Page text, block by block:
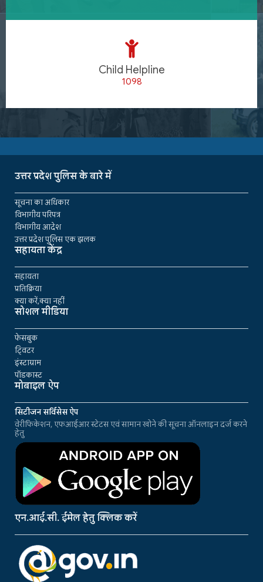
Child Helpline
1098
उत्तर प्रदेश पुलिस के बारे में
सूचना का अधिकार
विभागीय परिपत्र
विभागीय आदेश
उत्तर प्रदेश पुलिस एक झलक
सहायता केंद्र
सहायता
प्रतिक्रिया
क्या करें,क्या नहीं
सोशल मीडिया
फेसबुक
ट्विटर
इंस्टाग्राम
पॉडकास्ट
मोबाइल ऐप
सिटीजन सर्विसेस ऐप
वेरीफिकेशन, एफआईआर स्टेटस एवं सामान खोने की सूचना ऑनलाइन दर्ज करने
हेतु
एन.आई.सी. ईमेल हेतु क्लिक करें